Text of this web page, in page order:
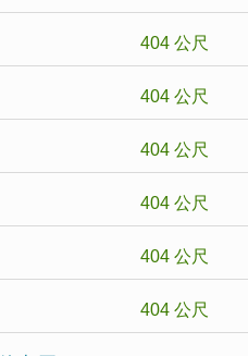
404 公尺
404 公尺
404 公尺
404 公尺
404 公尺
404 公尺